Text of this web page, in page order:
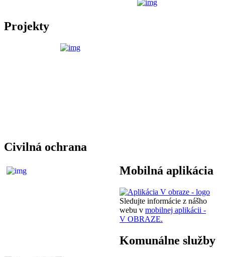
Projekty
Civilná ochrana
Mobilná aplikácia
Sledujte informácie z nášho
webu v mobilnej aplikácii -
V OBRAZE.
Komunálne služby